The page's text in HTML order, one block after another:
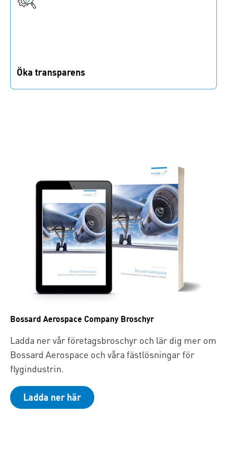
Öka transparens
Bossard Aerospace Company Broschyr
Ladda ner vår företagsbroschyr och lär dig mer om
Bossard Aerospace och våra fästlösningar för
flygindustrin.
Ladda ner här